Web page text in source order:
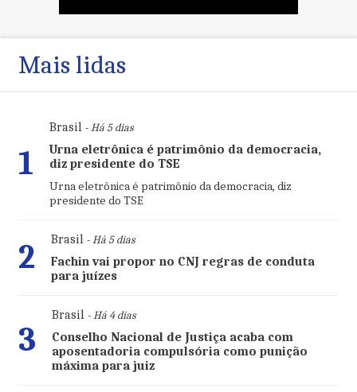
Mais lidas
1
Brasil- Há 5 dias
Urna eletrônica é patrimônio da democracia,
diz presidente do TSE
Urna eletrônica é patrimônio da democracia, diz
presidente do TSE
2 Brasil- Há 5 dias
Fachin vai propor no CNJ regras de conduta
para juízes
3
Brasil- Há 4 dias
Conselho Nacional de Justiça acaba com
aposentadoria compulsória como punição
máxima para juiz